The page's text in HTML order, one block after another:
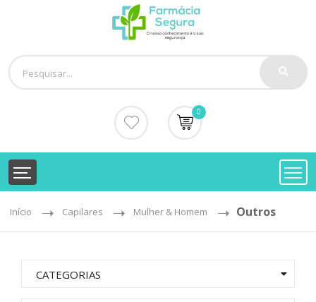
0
Início Capilares Mulher & Homem Outros
CATEGORIAS